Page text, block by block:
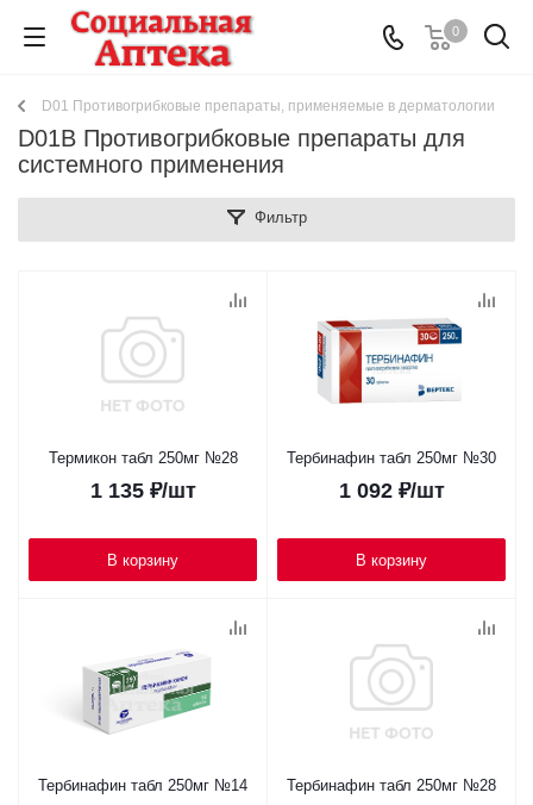
0
D01 Противогрибковые препараты, применяемые в дерматологии
D01B Противогрибковые препараты для
системного применения
Фильтр
Термикон табл 250мг №28
1 135₽/шт
В корзину
Тербинафин табл 250мг №30
1 092₽/шт
В корзину
Тербинафин табл 250мг №14 Тербинафин табл 250мг №28